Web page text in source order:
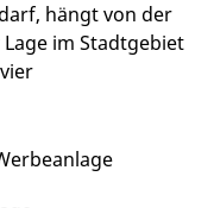
hängt von der
im Stadtgebiet